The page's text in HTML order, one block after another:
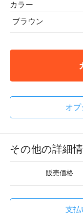
カラー
オプ
その他の詳細
販売価格
支払